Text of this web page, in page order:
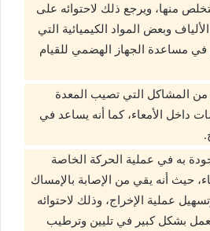
منها، ويرجع ذلك لاحتوائه على
وبعض المواد الكيميائية التي
مساعدة الجهاز الهضمي للقيام
المشاكل التي تصيب المعدة
داخل الأمعاء، كما أنه يساعد في
به في عملية الحركة الخاصة
حيث أنه يقي من الإصابة بالإمساك
عملية الإخراج، وذلك لاحتوائه
بشكل كبير في تليين وترطيب